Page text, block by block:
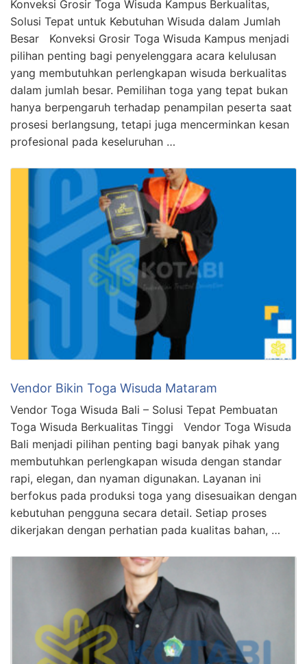
Konveksi Grosir Toga Wisuda Kampus Berkualitas,
Solusi Tepat untuk Kebutuhan Wisuda dalam Jumlah
Besar Konveksi Grosir Toga Wisuda Kampus menjadi
pilihan penting bagi penyelenggara acara kelulusan
yang membutuhkan perlengkapan wisuda berkualitas
dalam jumlah besar. Pemilihan toga yang tepat bukan
hanya berpengaruh terhadap penampilan peserta saat
prosesi berlangsung, tetapi juga mencerminkan kesan
profesional pada keseluruhan …
Vendor Bikin Toga Wisuda Mataram
Vendor Toga Wisuda Bali – Solusi Tepat Pembuatan
Toga Wisuda Berkualitas Tinggi Vendor Toga Wisuda
Bali menjadi pilihan penting bagi banyak pihak yang
membutuhkan perlengkapan wisuda dengan standar
rapi, elegan, dan nyaman digunakan. Layanan ini
berfokus pada produksi toga yang disesuaikan dengan
kebutuhan pengguna secara detail. Setiap proses
dikerjakan dengan perhatian pada kualitas bahan, …